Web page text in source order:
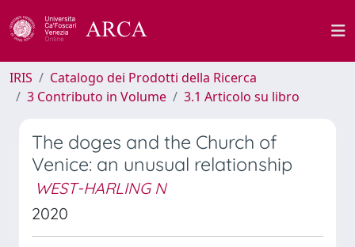
IRIS
Catalogo dei Prodotti della Ricerca
3 Contributo in Volume
3.1 Articolo su libro
The doges and the Church of
Venice: an unusual relationship
WEST-HARLING N
2020